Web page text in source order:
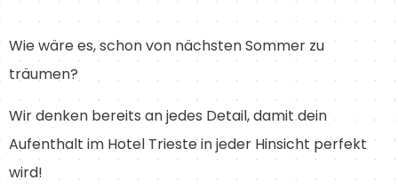
Wie wäre es, schon von nächsten Sommer zu
träumen?
Wir denken bereits an jedes Detail, damit dein
Aufenthalt im Hotel Trieste in jeder Hinsicht perfekt
wird!